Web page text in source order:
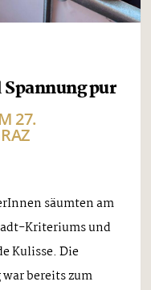
pur
27.
säumten am
Kriteriums und
Kulisse. Die
bereits zum